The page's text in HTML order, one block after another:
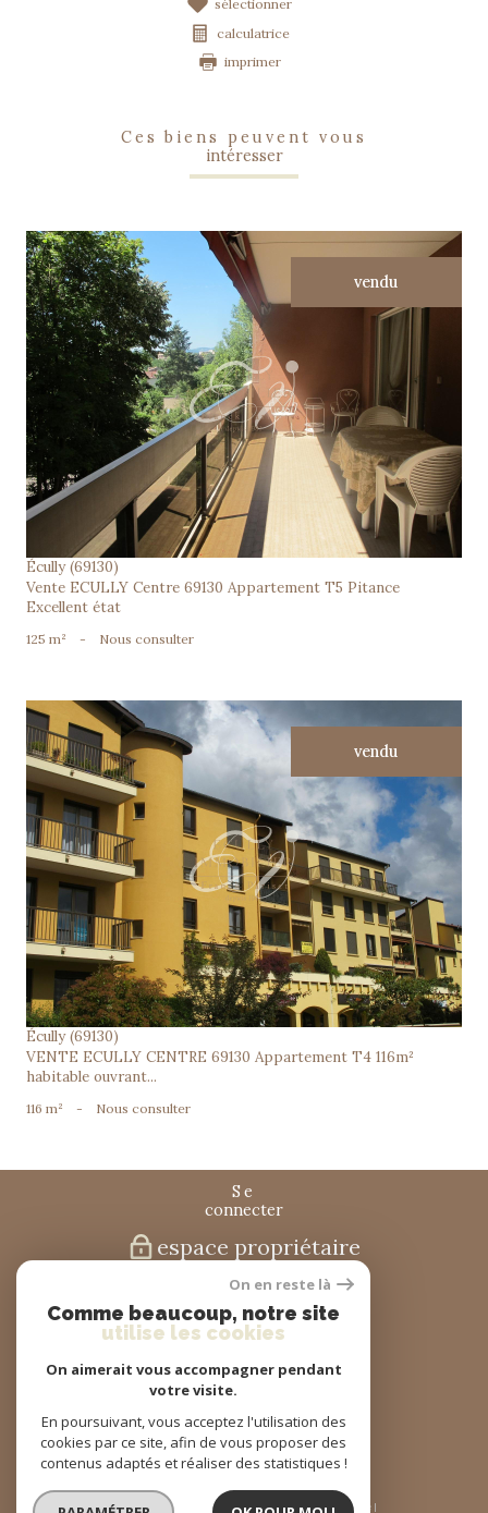
sélectionner
calculatrice
imprimer
ces biens peuvent vous
intéresser
vendu
voir le bien
Écully (69130)
Vente ECULLY Centre 69130 Appartement T5 Pitance
Excellent état
125 m² - Nous consulter
vendu
voir le bien
Écully (69130)
VENTE ECULLY CENTRE 69130 Appartement T4 116m²
habitable ouvrant...
116 m² - Nous consulter
se
connecter
espace propriétaire
nous
suivre
adhérons
© 2026 | Tous droits réservés | Traduction powered by Google |
On en reste là
Comme beaucoup, notre site
utilise les cookies
On aimerait vous accompagner pendant
votre visite.
En poursuivant, vous acceptez l'utilisation des
cookies par ce site, afin de vous proposer des
contenus adaptés et réaliser des statistiques !